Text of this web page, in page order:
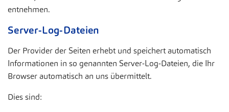
entnehmen.
Server-Log-Dateien
Der Provider der Seiten erhebt und speichert automatisch
Informationen in so genannten Server-Log-Dateien, die Ihr
Browser automatisch an uns übermittelt.
Dies sind: